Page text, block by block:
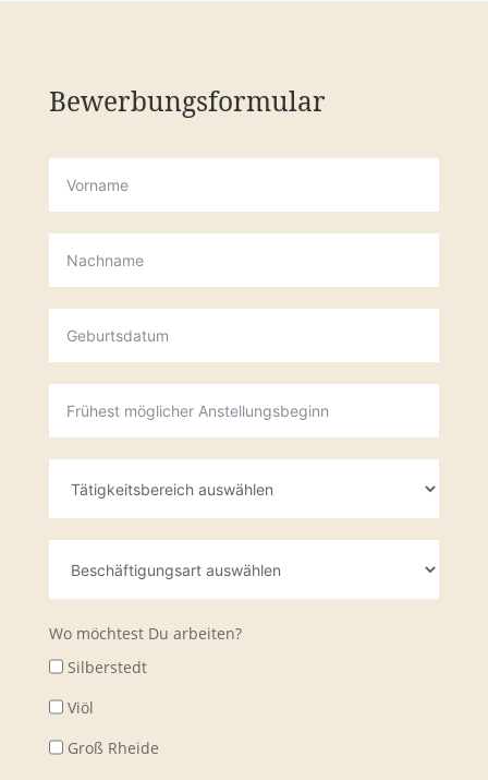
Bewerbungsformular
Wo möchtest Du arbeiten?
Silberstedt
Viöl
Groß Rheide